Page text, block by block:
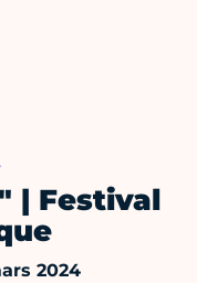
| Festival
2024